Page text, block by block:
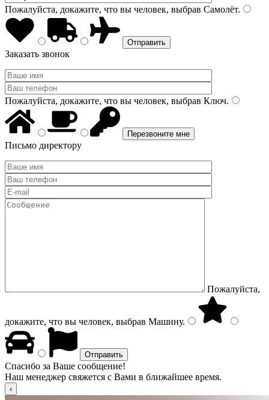
Пожалуйста, докажите, что вы человек, выбрав Самолёт.
Заказать звонок
Пожалуйста, докажите, что вы человек, выбрав Ключ.
Письмо директору
Пожалуйста,
докажите, что вы человек, выбрав Машину.
Спасибо за Ваше сообщение!
Наш менеджер свяжется с Вами в ближайшее время.